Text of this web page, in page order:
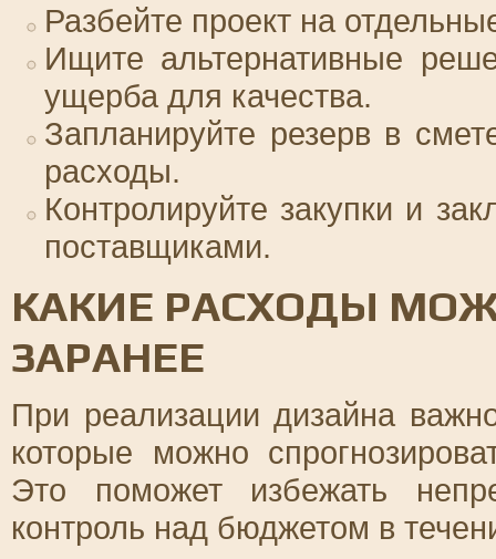
Разбейте проект на
Ищите альтернативные
ущерба для качества.
Запланируйте резерв в
расходы.
Контролируйте закупки и
поставщиками.
КАКИЕ РАСХОДЫ
ЗАРАНЕЕ
При реализации дизайна
которые можно
Это поможет избежать
контроль над бюджетом в